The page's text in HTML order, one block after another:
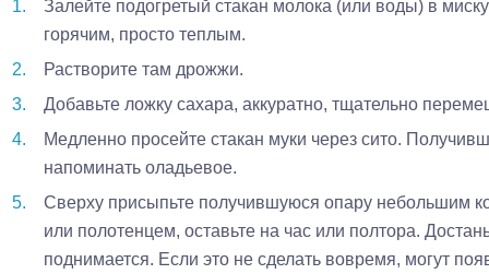
Залейте подогретый стакан молока (или воды) в
горячим, просто теплым.
Растворите там дрожжи.
Добавьте ложку сахара, аккуратно, тщательно
Медленно просейте стакан муки через сито.
напоминать оладьевое.
Сверху присыпьте получившуюся опару небольшим
или полотенцем, оставьте на час или полтора.
поднимается. Если это не сделать вовремя, могут